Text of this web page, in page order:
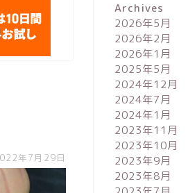
年7月29日
Archives
2026年5月
2026年2月
2026年1月
2025年5月
2024年12月
2024年7月
2024年1月
2023年11月
2023年10月
2023年9月
2023年8月